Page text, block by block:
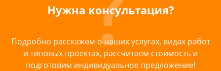
Нужна консультация?
Подробно расскажем о наших услугах, видах работ
и типовых проектах, рассчитаем стоимость и
подготовим индивидуальное предложение!